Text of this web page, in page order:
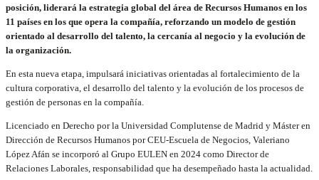
posición, liderará la estrategia global del área de Recursos Humanos en los
11 países en los que opera la compañía, reforzando un modelo de gestión
orientado al desarrollo del talento, la cercanía al negocio y la evolución de
la organización.
En esta nueva etapa, impulsará iniciativas orientadas al fortalecimiento de la
cultura corporativa, el desarrollo del talento y la evolución de los procesos de
gestión de personas en la compañía.
Licenciado en Derecho por la Universidad Complutense de Madrid y Máster en
Dirección de Recursos Humanos por CEU-Escuela de Negocios, Valeriano
López Afán se incorporó al Grupo EULEN en 2024 como Director de
Relaciones Laborales, responsabilidad que ha desempeñado hasta la actualidad.